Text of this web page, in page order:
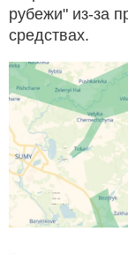
рубежи" из-за
средствах.